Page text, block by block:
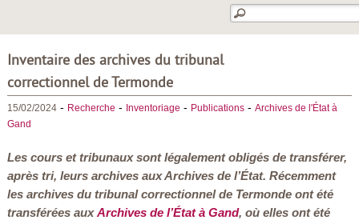
Inventaire des archives du tribunal
correctionnel de Termonde
15/02/2024- Recherche - Inventoriage - Publications- Archives de l'État à
Gand
Les cours et tribunaux sont légalement obligés de transférer,
après tri, leurs archives aux Archives de l’État. Récemment
les archives du tribunal correctionnel de Termonde ont été
transférées auxArchives de l’État à Gand, où elles ont été